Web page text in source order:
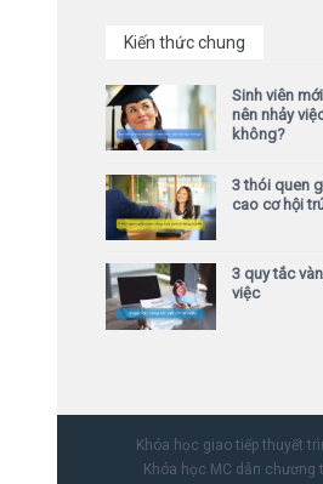
Kiến thức chung
Sinh viên
nên nhảy
không?
3 thói quen
cao cơ hội
3 quy tắc
việc
Khóa học giao tiếp thuyết
Khóa học MC dẫn chương